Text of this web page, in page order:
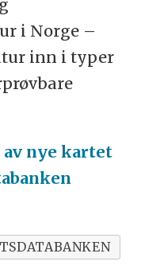
i Norge –
inn i typer
nye kartet